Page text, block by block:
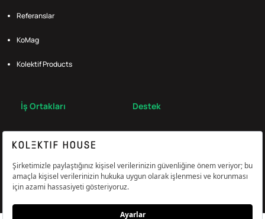
Referanslar
KoMag
Kolektif Products
İş Ortakları Destek